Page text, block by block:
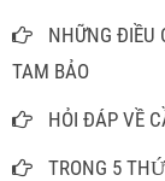
NHỮNG ĐIỀU
TAM BẢO
HỎI ĐÁP VỀ
TRONG 5